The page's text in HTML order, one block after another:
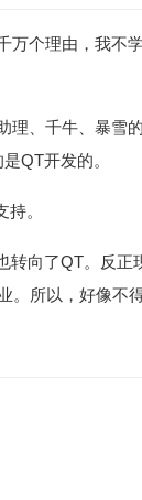
个理由，我不
、千牛、暴雪的
QT开发的。
。
转向了QT。反正
所以，好像不得